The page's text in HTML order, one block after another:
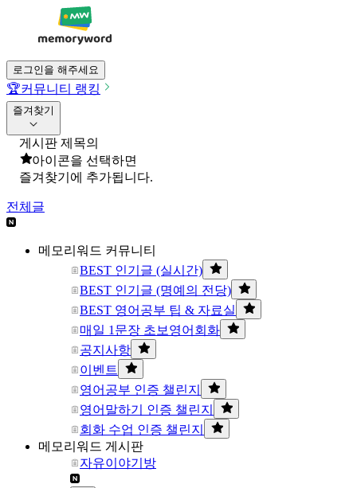
로그인을 해주세요
🏆커뮤니티 랭킹
즐겨찾기
게시판 제목의
아이콘을 선택하면
즐겨찾기에 추가됩니다.
전체글
메모리워드 커뮤니티
BEST 인기글 (실시간)
BEST 인기글 (명예의 전당)
BEST 영어공부 팁 & 자료실
매일 1문장 초보영어회화
공지사항
이벤트
영어공부 인증 챌린지
영어말하기 인증 챌린지
회화 수업 인증 챌린지
메모리워드 게시판
자유이야기방